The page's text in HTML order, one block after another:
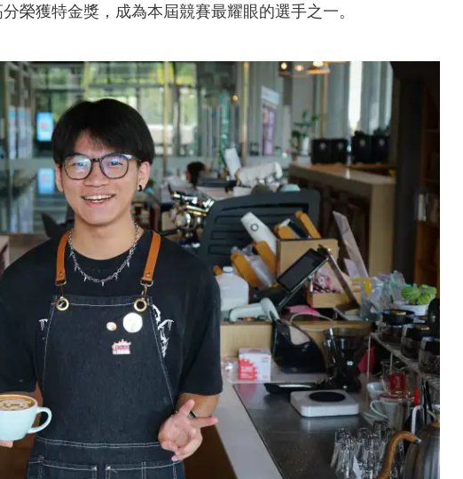
榮獲特金獎，成為本屆競賽最耀眼的選手之一。